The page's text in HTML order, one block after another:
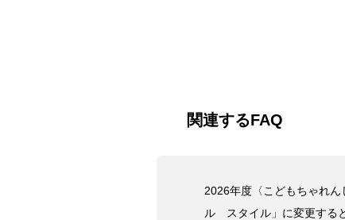
関連するFAQ
2026年度〈こどもちゃれ
ル スタイル」に変更する